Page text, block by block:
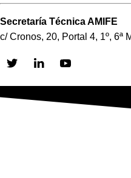
Secretaría Técnica AMIFE
c/ Cronos, 20, Portal 4, 1º, 6ª